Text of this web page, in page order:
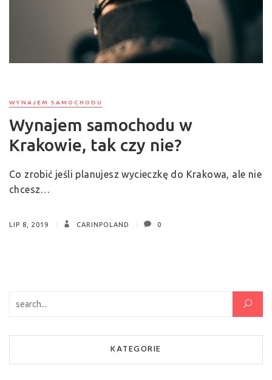
WYNAJEM SAMOCHODU
Wynajem samochodu w
Krakowie, tak czy nie?
Co zrobić jeśli planujesz wycieczkę do Krakowa, ale nie
chcesz…
LIP 8, 2019 CARINPOLAND 0
KATEGORIE